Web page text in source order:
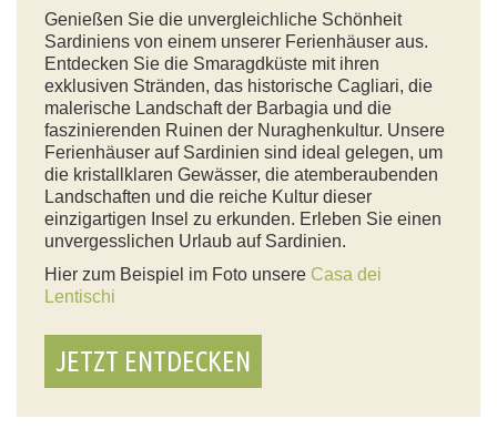
Genießen Sie die unvergleichliche Schönheit
Sardiniens von einem unserer Ferienhäuser aus.
Entdecken Sie die Smaragdküste mit ihren
exklusiven Stränden, das historische Cagliari, die
malerische Landschaft der Barbagia und die
faszinierenden Ruinen der Nuraghenkultur. Unsere
Ferienhäuser auf Sardinien sind ideal gelegen, um
die kristallklaren Gewässer, die atemberaubenden
Landschaften und die reiche Kultur dieser
einzigartigen Insel zu erkunden. Erleben Sie einen
unvergesslichen Urlaub auf Sardinien.
Hier zum Beispiel im Foto unsere Casa dei
Lentischi
JETZT ENTDECKEN